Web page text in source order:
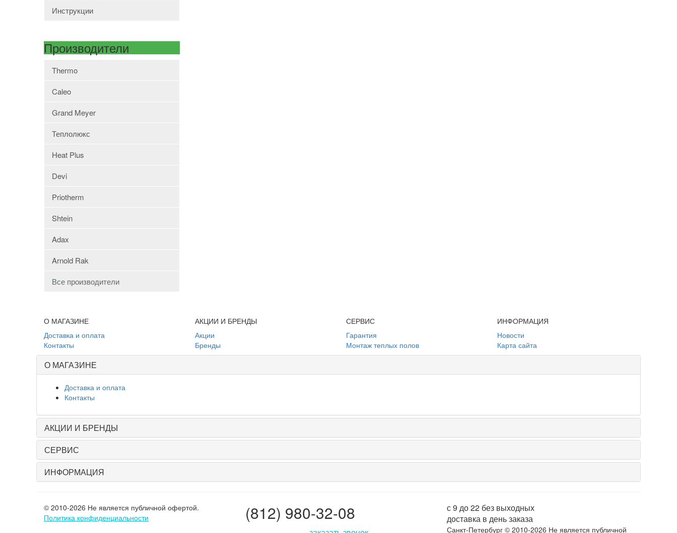
Инструкции
Производители
Thermo
Caleo
Grand Meyer
Теплолюкс
Heat Plus
Devi
Priotherm
Shtein
Adax
Arnold Rak
Все производители
О МАГАЗИНЕ
Доставка и оплата
Контакты
АКЦИИ И БРЕНДЫ
Акции
Бренды
СЕРВИС
Гарантия
Монтаж теплых полов
ИНФОРМАЦИЯ
Новости
Карта сайта
О МАГАЗИНЕ
Доставка и оплата
Контакты
АКЦИИ И БРЕНДЫ
СЕРВИС
ИНФОРМАЦИЯ
© 2010-2026 Не является публичной офертой.
Политика конфиденциальности
(812) 980-32-08
с 9 до 22 без выходных
доставка в день заказа
Санкт-Петербург © 2010-2026 Не является публичной